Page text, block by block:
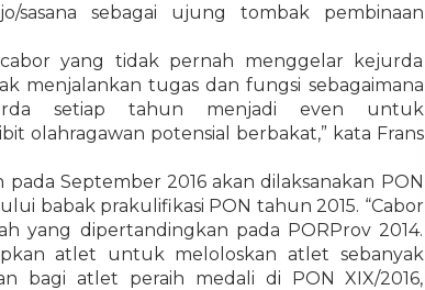
sasana sebagai ujung tombak pembinaan
yang tidak pernah menggelar kejurda
menjalankan tugas dan fungsi sebagaimana
setiap tahun menjadi even untuk
olahragawan potensial berbakat,” kata Frans
September 2016 akan dilaksanakan PON
babak prakulifikasi PON tahun 2015. “Cabor
yang dipertandingkan pada PORProv 2014.
atlet untuk meloloskan atlet sebanyak
bagi atlet peraih medali di PON XIX/2016,